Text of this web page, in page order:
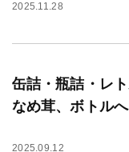
2025.11.28
缶詰・瓶詰・レ
なめ茸、ボトル
2025.09.12